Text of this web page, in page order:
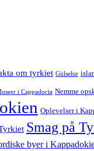
om tyrkiet Gülsehir
i Cappadocia Nemme
Oplevelser i
Smag på
byer i